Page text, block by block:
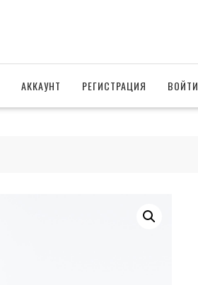
АККАУНТ РЕГИСТРАЦИЯ ВОЙТИ